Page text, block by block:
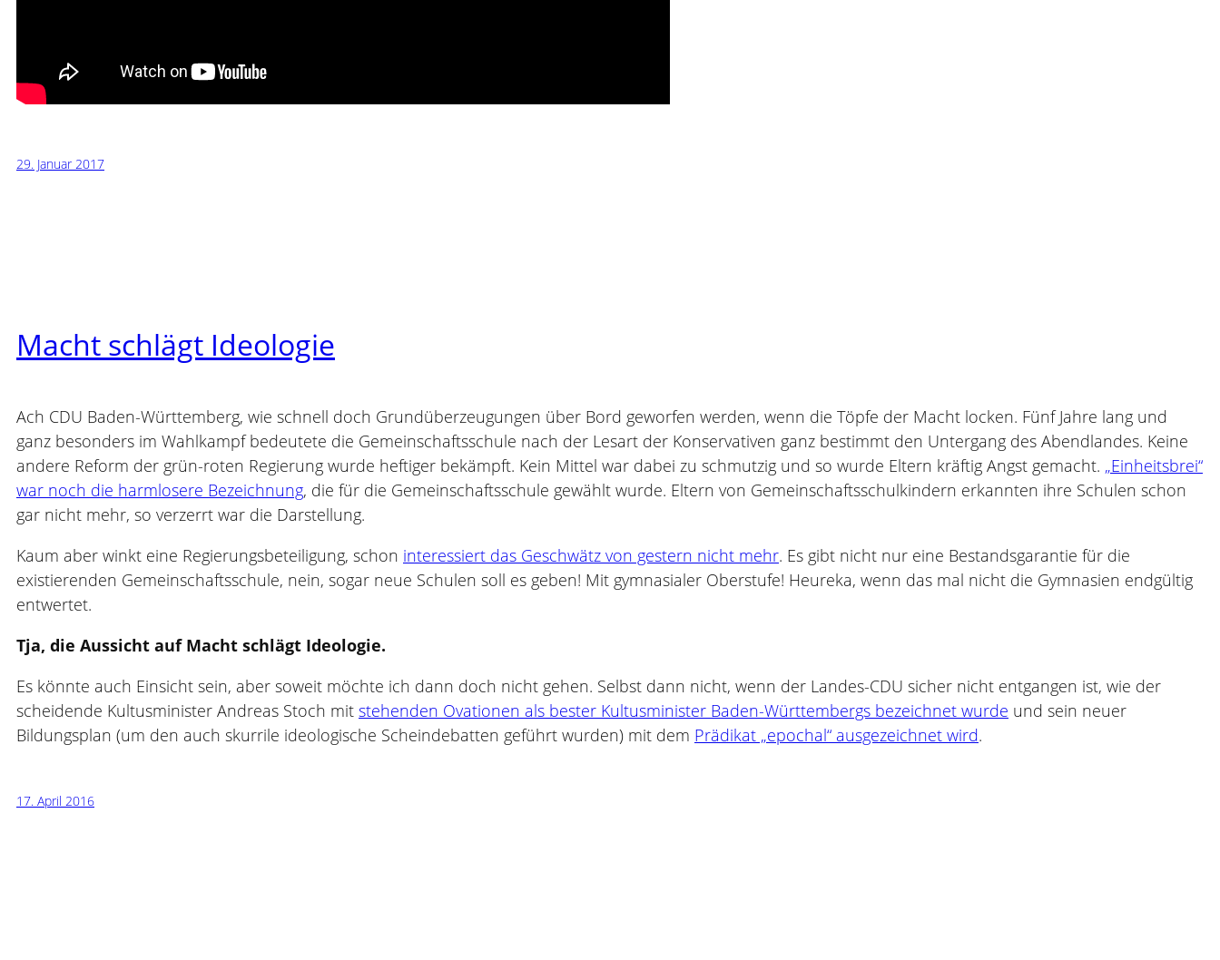
29. Januar 2017
Macht schlägt Ideologie
Ach CDU Baden-Württemberg, wie schnell doch Grundüberzeugungen über Bord geworfen werden, wenn die Töpfe der Macht locken. Fünf Jahre lang und
ganz besonders im Wahlkampf bedeutete die Gemeinschaftsschule nach der Lesart der Konservativen ganz bestimmt den Untergang des Abendlandes. Keine
andere Reform der grün-roten Regierung wurde heftiger bekämpft. Kein Mittel war dabei zu schmutzig und so wurde Eltern kräftig Angst gemacht. „Einheitsbrei“
war noch die harmlosere Bezeichnung, die für die Gemeinschaftsschule gewählt wurde. Eltern von Gemeinschaftsschulkindern erkannten ihre Schulen schon
gar nicht mehr, so verzerrt war die Darstellung.
Kaum aber winkt eine Regierungsbeteiligung, schon interessiert das Geschwätz von gestern nicht mehr. Es gibt nicht nur eine Bestandsgarantie für die
existierenden Gemeinschaftsschule, nein, sogar neue Schulen soll es geben! Mit gymnasialer Oberstufe! Heureka, wenn das mal nicht die Gymnasien endgültig
entwertet.
Tja, die Aussicht auf Macht schlägt Ideologie.
Es könnte auch Einsicht sein, aber soweit möchte ich dann doch nicht gehen. Selbst dann nicht, wenn der Landes-CDU sicher nicht entgangen ist, wie der
scheidende Kultusminister Andreas Stoch mit stehenden Ovationen als bester Kultusminister Baden-Württembergs bezeichnet wurde und sein neuer
Bildungsplan (um den auch skurrile ideologische Scheindebatten geführt wurden) mit dem Prädikat „epochal“ ausgezeichnet wird.
17. April 2016